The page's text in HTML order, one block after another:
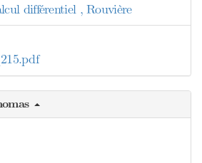
différentiel , Rouvière